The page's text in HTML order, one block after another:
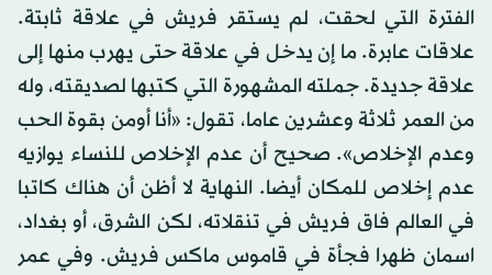
الفترة التي لحقت، لم يستقر فريش في علاقة ثابتة.
علاقات عابرة. ما إن يدخل في علاقة حتى يهرب منها إلى
علاقة جديدة. جملته المشهورة التي كتبها لصديقته، وله
من العمر ثلاثة وعشرين عاما، تقول: «أنا أومن بقوة الحب
وعدم الإخلاص». صحيح أن عدم الإخلاص للنساء يوازيه
عدم إخلاص للمكان أيضا. النهاية لا أظن أن هناك كاتبا
في العالم فاق فريش في تنقلاته، لكن الشرق، أو بغداد،
اسمان ظهرا فجأة في قاموس ماكس فريش. وفي عمر